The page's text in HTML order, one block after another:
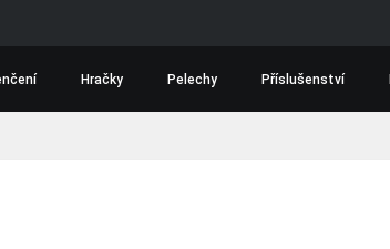
Hračky Pelechy Příslušenství